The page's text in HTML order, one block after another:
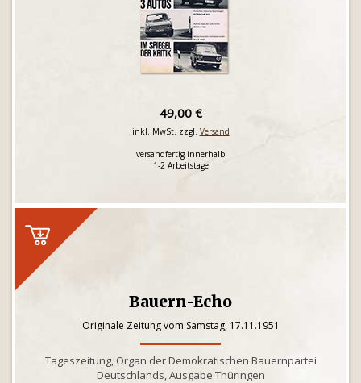
49,00 €
inkl. MwSt. zzgl. Versand
versandfertig innerhalb
1-2 Arbeitstage
Bauern-Echo
Originale Zeitung vom Samstag, 17.11.1951
Tageszeitung, Organ der Demokratischen Bauernpartei
Deutschlands, Ausgabe Thüringen